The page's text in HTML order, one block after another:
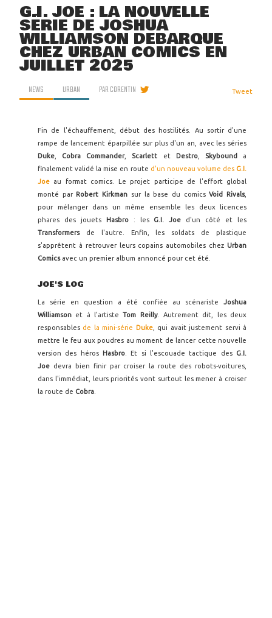
G.I. JOE : LA NOUVELLE
SÉRIE DE JOSHUA
WILLIAMSON DÉBARQUE
CHEZ URBAN COMICS EN
JUILLET 2025
NEWS URBAN PARCORENTIN Tweet
Fin de l'échauffement, début des hostilités. Au sortir d'une
rampe de lancement éparpillée sur plus d'un an, avec les séries
Duke
Cobra Commander, Scarlett et Destro, Skybound
a
finalement validé la mise en route d'un nouveau volume desG.I.
Joe au format comics. Le projet participe de l'effort global
monté par Robert Kirkman sur la base du comicsVoid Rivals,
pour mélanger dans un même ensemble les deux licences
phares des jouets
Hasbro: les G.I. Joe d'un côté et les
Transformersde l'autre. Enfin, les soldats de plastique
s'apprêtent à retrouver leurs copains automobiles chez Urban
Comicsavec un premier album annoncé pour cet été.
JOE'S LOG
La série en question a été confiée au scénariste Joshua
Williamson et à l'artisteTom Reilly. Autrement dit, les deux
responsables de la mini-série Duke, qui avait justement servi à
mettre le feu aux poudres au moment de lancer cette nouvelle
version des héros
Hasbro . Et si l'escouade tactique des G.I.
Joe devra bien finir par croiser la route des robots-voitures,
dans l'immédiat, leurs priorités vont surtout les mener à croiser
la route de Cobra